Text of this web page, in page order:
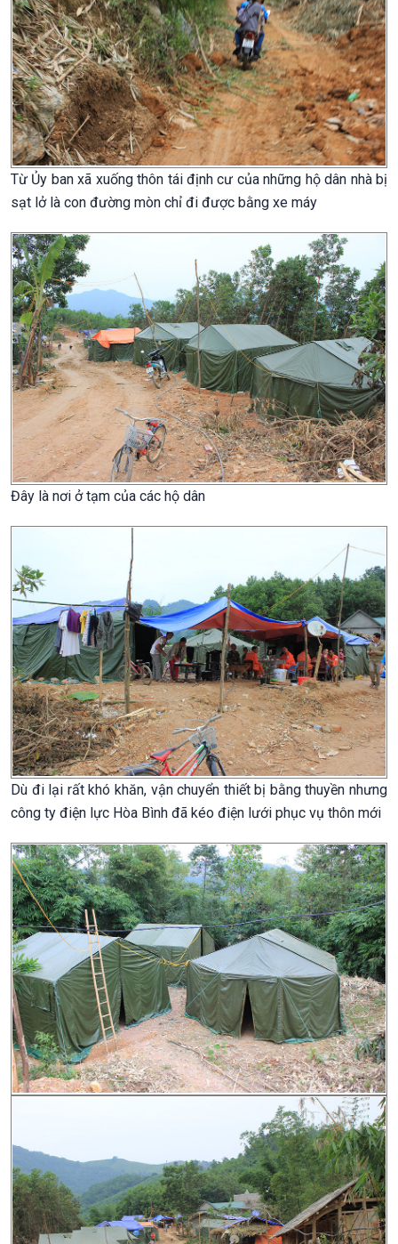
Từ Ủy ban xã xuống thôn tái định cư của những hộ dân nhà bị
sạt lở là con đường mòn chỉ đi được bằng xe máy
Đây là nơi ở tạm của các hộ dân
Dù đi lại rất khó khăn, vận chuyển thiết bị bằng thuyền nhưng
công ty điện lực Hòa Bình đã kéo điện lưới phục vụ thôn mới